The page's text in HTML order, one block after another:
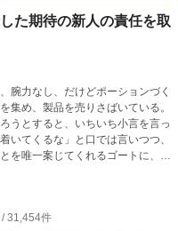
た期待の新人の責任を取
腕力なし、だけどポーションづく
集め、製品を売りさばいている。
うとすると、いちいち小言を言っ
いてくるな」と口では言いつつ、
を唯一案じてくれるゴートに、惹
しまうから離れてほしい」と懇願
、べつに……い
/ 31,454件